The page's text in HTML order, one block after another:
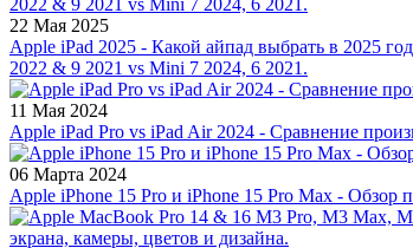
22 Мая 2025
Apple iPad 2025 - Какой айпад выбрать в 2025
2022 & 9 2021 vs Mini 7 2024, 6 2021.
11 Мая 2024
Apple iPad Pro vs iPad Air 2024 - Сравнение
06 Марта 2024
Apple iPhone 15 Pro и iPhone 15 Pro Max - Обзор